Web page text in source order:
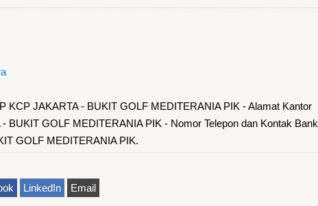
KCP JAKARTA - BUKIT GOLF MEDITERANIA PIK - Alamat Kantor
BUKIT GOLF MEDITERANIA PIK - Nomor Telepon dan Kontak Bank
GOLF MEDITERANIA PIK.
LinkedIn Email